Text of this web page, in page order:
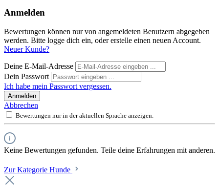
Anmelden
Bewertungen können nur von angemeldeten Benutzern abgegeben
werden. Bitte logge dich ein, oder erstelle einen neuen Account.
Neuer Kunde?
Deine E-Mail-Adresse
Dein Passwort
Ich habe mein Passwort vergessen.
Anmelden
Abbrechen
Bewertungen nur in der aktuellen Sprache anzeigen.
Keine Bewertungen gefunden. Teile deine Erfahrungen mit anderen.
Zur Kategorie Hunde